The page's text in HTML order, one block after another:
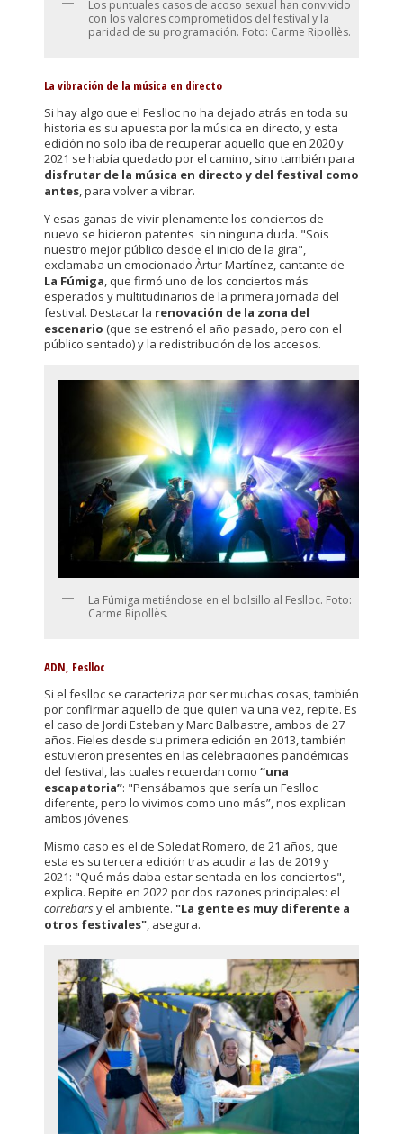
Los puntuales casos de acoso sexual han convivido
con los valores comprometidos del festival y la
paridad de su programación. Foto: Carme Ripollès.
La vibración de la música en directo
Si hay algo que el Feslloc no ha dejado atrás en toda su
historia es su apuesta por la música en directo, y esta
edición no solo iba de recuperar aquello que en 2020 y
2021 se había quedado por el camino, sino también para
disfrutar de la música en directo y del festival como
antes, para volver a vibrar.
Y esas ganas de vivir plenamente los conciertos de
nuevo se hicieron patentes sin ninguna duda. "Sois
nuestro mejor público desde el inicio de la gira",
exclamaba un emocionado Àrtur Martínez, cantante de
La Fúmiga, que firmó uno de los conciertos más
esperados y multitudinarios de la primera jornada del
festival. Destacar la renovación de la zona del
escenario (que se estrenó el año pasado, pero con el
público sentado) y la redistribución de los accesos.
La Fúmiga metiéndose en el bolsillo al Feslloc. Foto:
Carme Ripollès.
ADN, Feslloc
Si el feslloc se caracteriza por ser muchas cosas, también
por confirmar aquello de que quien va una vez, repite. Es
el caso de Jordi Esteban y Marc Balbastre, ambos de 27
años. Fieles desde su primera edición en 2013, también
estuvieron presentes en las celebraciones pandémicas
del festival, las cuales recuerdan como “una
escapatoria”: "Pensábamos que sería un Feslloc
diferente, pero lo vivimos como uno más”, nos explican
ambos jóvenes.
Mismo caso es el de Soledat Romero, de 21 años, que
esta es su tercera edición tras acudir a las de 2019 y
2021: "Qué más daba estar sentada en los conciertos",
explica. Repite en 2022 por dos razones principales: el
correbarsy el ambiente. "La gente es muy diferente a
otros festivales", asegura.